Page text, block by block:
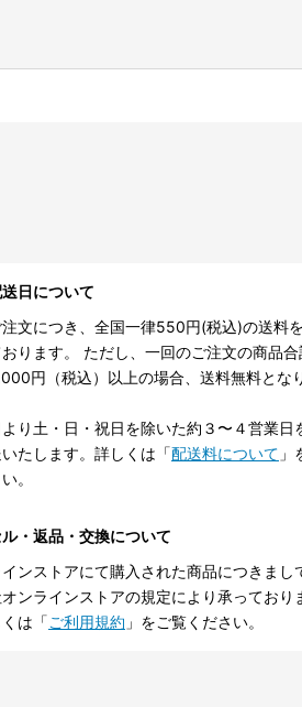
日について
文につき、全国一律550円(税込)の送料
ります。 ただし、一回のご注文の商品合
円（税込）以上の場合、送料無料とな
り土・日・祝日を除いた約３〜４営業日
たします。詳しくは「配送料について 」
。
・返品・交換について
ンストアにて購入された商品につきまし
ンラインストアの規定により承っており
は「ご利用規約 」をご覧ください。